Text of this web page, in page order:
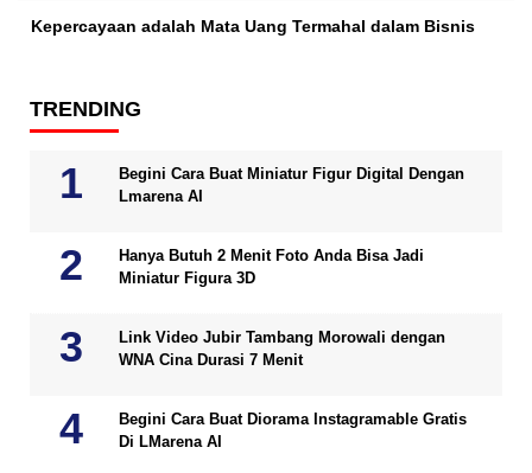
Kepercayaan adalah Mata Uang Termahal dalam Bisnis
TRENDING
Begini Cara Buat Miniatur Figur Digital Dengan
Lmarena AI
Hanya Butuh 2 Menit Foto Anda Bisa Jadi
Miniatur Figura 3D
Link Video Jubir Tambang Morowali dengan
WNA Cina Durasi 7 Menit
Begini Cara Buat Diorama Instagramable Gratis
Di LMarena AI